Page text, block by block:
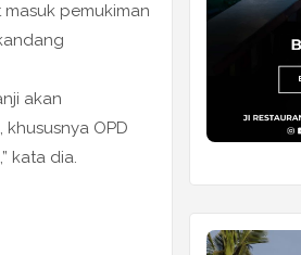
pemukiman
akan
OPD
kata dia.